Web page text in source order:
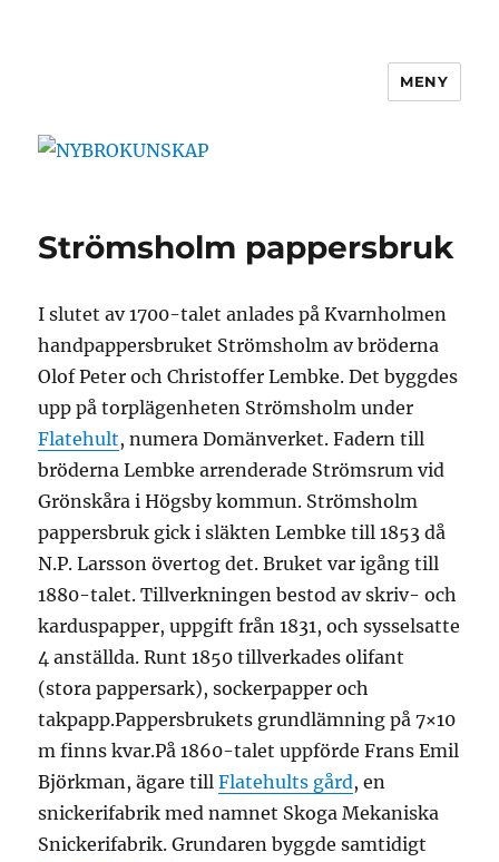
MENY
Strömsholm pappersbruk
I slutet av 1700-talet anlades på Kvarnholmen
handpappersbruket Strömsholm av bröderna
Olof Peter och Christoffer Lembke. Det byggdes
upp på torplägenheten Strömsholm under
Flatehult, numera Domänverket. Fadern till
bröderna Lembke arrenderade Strömsrum vid
Grönskåra i Högsby kommun. Strömsholm
pappersbruk gick i släkten Lembke till 1853 då
N.P. Larsson övertog det. Bruket var igång till
1880-talet. Tillverkningen bestod av skriv- och
karduspapper, uppgift från 1831, och sysselsatte
4 anställda. Runt 1850 tillverkades olifant
(stora pappersark), sockerpapper och
takpapp.Pappersbrukets grundlämning på 7×10
m finns kvar.På 1860-talet uppförde Frans Emil
Björkman, ägare tillFlatehults gård, en
snickerifabrik med namnet Skoga Mekaniska
Snickerifabrik. Grundaren byggde samtidigt